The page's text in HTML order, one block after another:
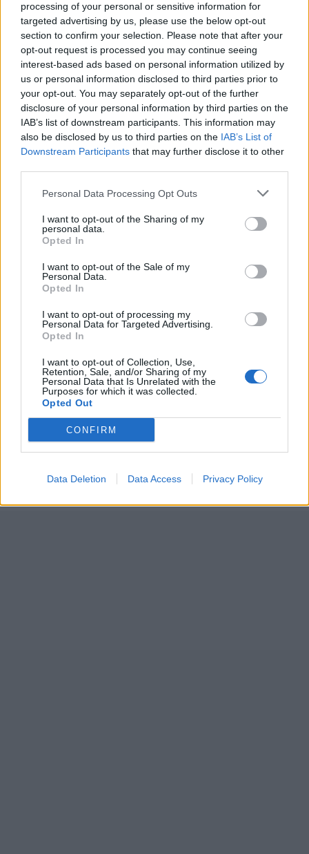
processing of your personal or sensitive information for
targeted advertising by us, please use the below opt-out
section to confirm your selection. Please note that after your
opt-out request is processed you may continue seeing
interest-based ads based on personal information utilized by
us or personal information disclosed to third parties prior to
your opt-out. You may separately opt-out of the further
disclosure of your personal information by third parties on the
IAB’s list of downstream participants. This information may
also be disclosed by us to third parties on the IAB’s List of
Downstream Participants that may further disclose it to other
Personal Data Processing Opt Outs
I want to opt-out of the Sharing of my
personal data.
Opted In
I want to opt-out of the Sale of my
Personal Data.
Opted In
I want to opt-out of processing my
Personal Data for Targeted Advertising.
Opted In
I want to opt-out of Collection, Use,
Retention, Sale, and/or Sharing of my
Personal Data that Is Unrelated with the
Purposes for which it was collected.
Opted Out
CONFIRM
Data Deletion Data Access Privacy Policy
Γαστροοισοφαγική παλινδρόμηση:
Επίσης συνηθισμένη πάθηση, παρότι η
πλειοψηφία των ασθενών αγνοεί την ύπαρξή
της. Αυτό που συμβαίνει στον οργανισμό είναι,
ουσιαστικά, η επιστροφή (παλινδρόμηση) του
φαγητού, από το στομάχι στον οισοφάγο, με
αιτία την χαλάρωση του σφιγκτήρα που
μπορεί να μην εκφράσει συμπτώματα αλλά,
καψίματος, ξινίλας, πόνου στο στήθος ή
καψίματος στον λαιμό. Στις περισσότερες
περιπτώσεις ασθενών, αιτία είναι ο τρόπος
ζωής και οι κακές συνήθειες (αλκοόλ,
γευμάτων). Αυτές, προκαλούν έκκριση οξέων
από το στομάχι, τα οποία βλάπτουν τον
οισοφάγο. Μαζί με την φαρμακευτική αγωγή,
από τον ασθενή ζητείται να αλλάξει αυτές τις
κακές συνήθειες, και να προσαρμόσει τον
του- συνήθειες.